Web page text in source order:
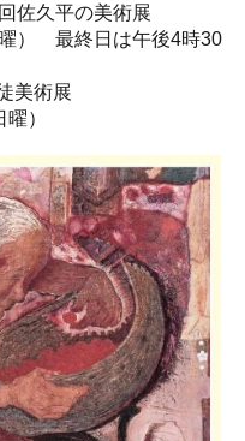
久平の美術展
） 最終日は午後4時30
美術展
）